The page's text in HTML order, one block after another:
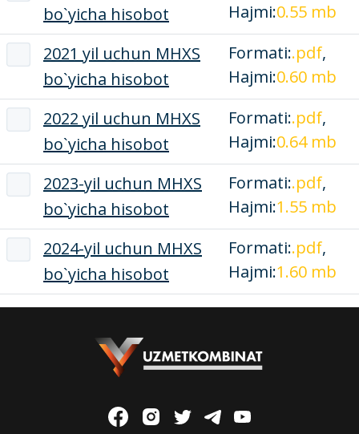
bo`yicha hisobot
Hajmi:0.55 mb
2021 yil uchun MHXS
bo`yicha hisobot
Formati:.pdf,
Hajmi:0.60 mb
2022 yil uchun MHXS
bo`yicha hisobot
Formati:.pdf,
Hajmi:0.64 mb
2023-yil uchun MHXS
bo`yicha hisobot
Formati:.pdf,
Hajmi:1.55 mb
2024-yil uchun MHXS
bo`yicha hisobot
Formati:.pdf,
Hajmi:1.60 mb